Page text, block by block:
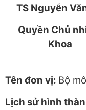
TS Nguyễn
Quyền Chủ
Khoa
Tên đơn vị: Bộ
Lịch sử hình